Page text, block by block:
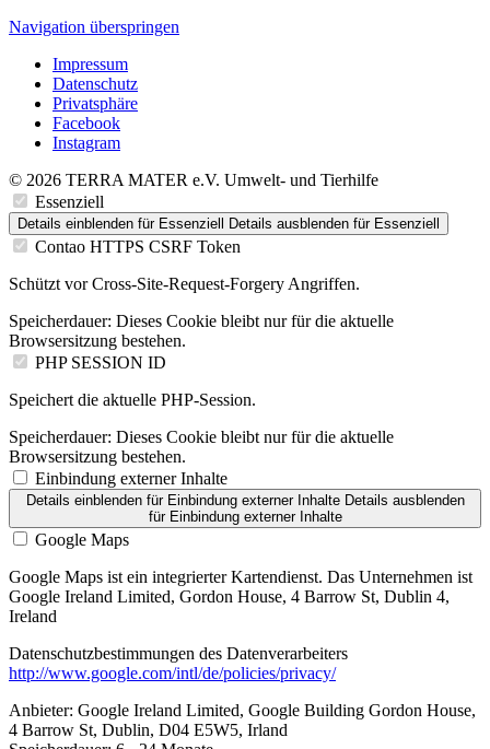
Navigation überspringen
Impressum
Datenschutz
Privatsphäre
Facebook
Instagram
© 2026 TERRA MATER e.V. Umwelt- und Tierhilfe
Essenziell
Details einblenden für Essenziell Details ausblenden für Essenziell
Contao HTTPS CSRF Token
Schützt vor Cross-Site-Request-Forgery Angriffen.
Speicherdauer: Dieses Cookie bleibt nur für die aktuelle
Browsersitzung bestehen.
PHP SESSION ID
Speichert die aktuelle PHP-Session.
Speicherdauer: Dieses Cookie bleibt nur für die aktuelle
Browsersitzung bestehen.
Einbindung externer Inhalte
Details einblendenfür Einbindung externer Inhalte Details ausblenden
für Einbindung externer Inhalte
Google Maps
Google Maps ist ein integrierter Kartendienst. Das Unternehmen ist
Google Ireland Limited, Gordon House, 4 Barrow St, Dublin 4,
Ireland
Datenschutzbestimmungen des Datenverarbeiters
http://www.google.com/intl/de/policies/privacy/
Anbieter: Google Ireland Limited, Google Building Gordon House,
4 Barrow St, Dublin, D04 E5W5, Irland